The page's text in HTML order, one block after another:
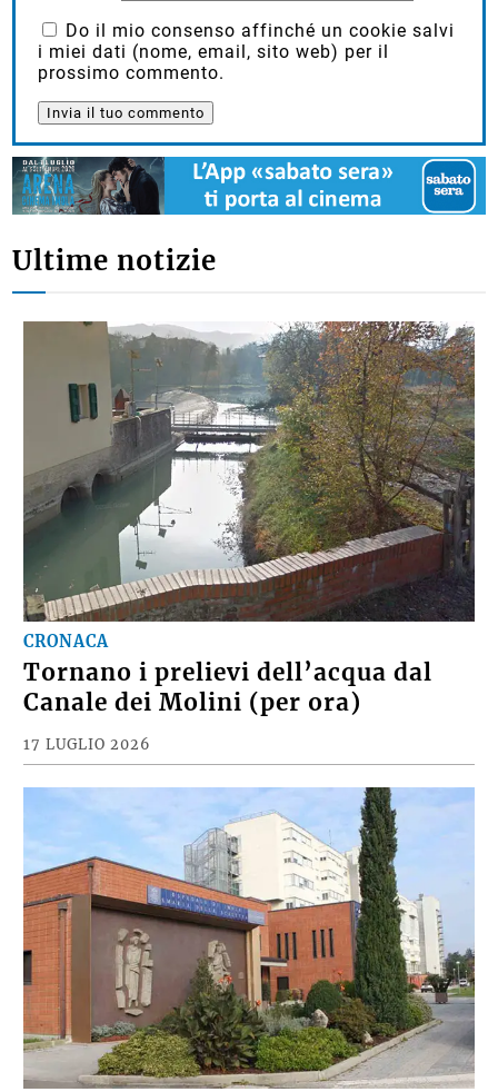
Do il mio consenso affinché un cookie salvi
i miei dati (nome, email, sito web) per il
prossimo commento.
Ultime notizie
CRONACA
Tornano i prelievi dell’acqua dal
Canale dei Molini (per ora)
17 LUGLIO 2026